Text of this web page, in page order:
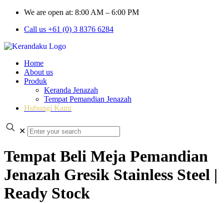
We are open at: 8:00 AM – 6:00 PM
Call us +61 (0) 3 8376 6284
Home
About us
Produk
Keranda Jenazah
Tempat Pemandian Jenazah
Hubungi Kami
✕
Tempat Beli Meja Pemandian
Jenazah Gresik Stainless Steel |
Ready Stock